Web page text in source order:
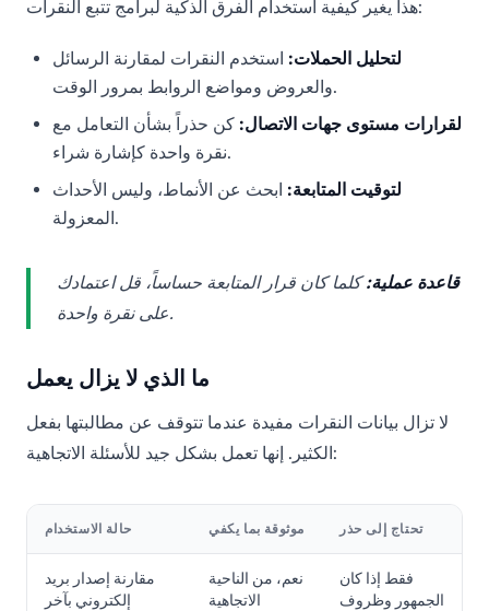
هذا يغير كيفية استخدام الفرق الذكية لبرامج تتبع النقرات:
لتحليل الحملات: استخدم النقرات لمقارنة الرسائل
والعروض ومواضع الروابط بمرور الوقت.
لقرارات مستوى جهات الاتصال: كن حذراً بشأن التعامل مع
نقرة واحدة كإشارة شراء.
لتوقيت المتابعة: ابحث عن الأنماط، وليس الأحداث
المعزولة.
قاعدة عملية:كلما كان قرار المتابعة حساساً، قل اعتمادك
على نقرة واحدة.
ما الذي لا يزال يعمل
لا تزال بيانات النقرات مفيدة عندما تتوقف عن مطالبتها بفعل
الكثير. إنها تعمل بشكل جيد للأسئلة الاتجاهية:
حالة الاستخدام موثوقة بما يكفي تحتاج إلى حذر
مقارنة إصدار بريد
إلكتروني بآخر
نعم، من الناحية
الاتجاهية
فقط إذا كان
الجمهور وظروف